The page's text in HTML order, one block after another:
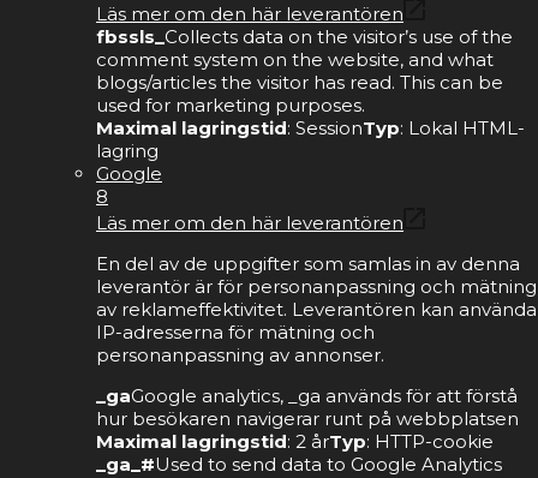
Läs mer om den här leverantören
fbssls_ Collects data on the visitor’s use of the
comment system on the website, and what
blogs/articles the visitor has read. This can be
used for marketing purposes.
Maximal lagringstid: SessionTyp: Lokal HTML-
lagring
Google
8
Läs mer om den här leverantören
En del av de uppgifter som samlas in av denna
leverantör är för personanpassning och mätning
av reklameffektivitet. Leverantören kan använda
IP-adresserna för mätning och
personanpassning av annonser.
_gaGoogle analytics, _ga används för att förstå
hur besökaren navigerar runt på webbplatsen
Maximal lagringstid: 2 årTyp: HTTP-cookie
_ga_#Used to send data to Google Analytics